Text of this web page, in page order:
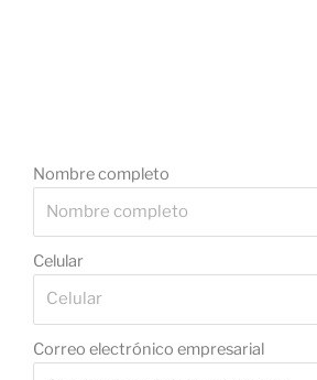
Nombre completo
Celular
Correo electrónico empresarial